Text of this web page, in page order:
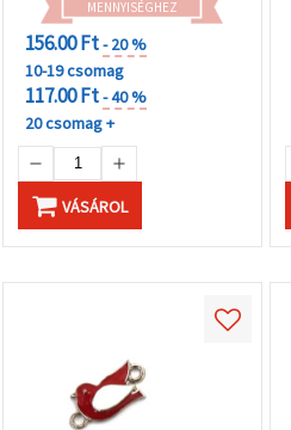
MENNYISÉGHEZ
156.00 Ft- 20 %
10-19 csomag
117.00 Ft- 40 %
20 csomag +
VÁSÁROL